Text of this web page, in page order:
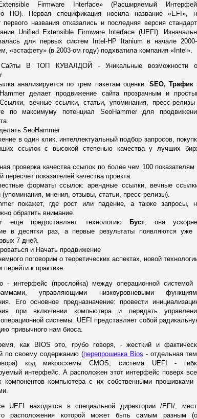
Firmware Interface» (Расширяемый
ПО). Первая спецификация носила название «EFI»,
первого названия отказались и последняя версия
Unified Extensible Firmware Interface (UEFI).
для первых систем Intel-HP Itanium в начале
«эстафету» (в 2003-ом году) подхватила компания «Intel».
Сайты В ТОП КУВАЛДОЙ - Уникальные возможности
анализируется по трем пакетам оценки: SEO, Трафик
делает продвижение сайта прозрачным и
вечные ссылки, статьи, упоминания, пресс-
по максимуму потенциал SeoHammer для
SeoHammer
в один клик, интеллектуальный подбор запросов,
ссылок с высокой степенью качества у лучших
проверка качества ссылок по более чем 100 показателям
пересчет показателей качества проекта.
форматы ссылок: арендные ссылки, вечные
(упоминания, мнения, отзывы, статьи, пресс-релизы).
покажет, где рост или падение, а также запросы,
обратить внимание.
еще предоставляет технологию
Буст, она
в десятки раз, а первые результаты появляются уже
7 дней.
и Начать продвижение
поговорим о теоретических аспектах, новой
к практике.
- интерфейс (прослойка) между операционной системой
управляющими низкоуровневыми
Его основное предназначение: провести
при включении компьютера и передать
операционной системы. UEFI представляет собой
привычного нам биоса.
как BIOS это, грубо говоря, - жесткий и
по своему содержанию (перепрошивка Bios - отдельная
код микросхемы CMOS, система UEFI -
интерфейс. А расположен этот интерфейс поверх
компонентов компьютера с их собственными прошивками
находятся в специальной директории /EFI/,
расположения которой может быть самым разным